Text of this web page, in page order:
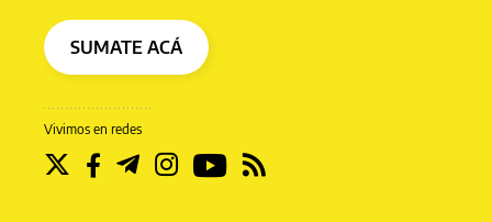
Vivimos en redes
SUMATE ACÁ